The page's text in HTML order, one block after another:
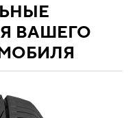
ВАШЕГО